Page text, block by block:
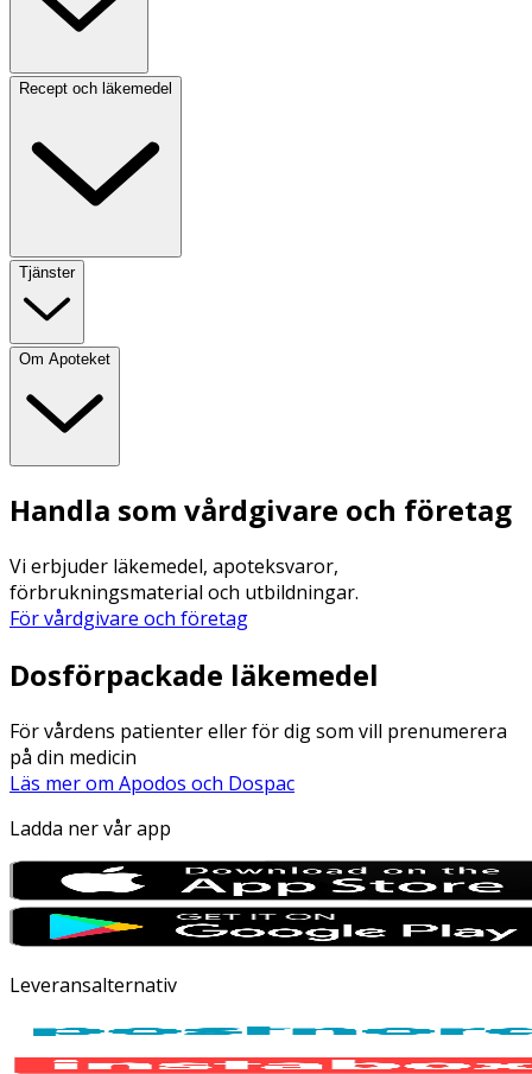
Recept och läkemedel
Tjänster
Om Apoteket
Handla som vårdgivare och företag
Vi erbjuder läkemedel, apoteksvaror,
förbrukningsmaterial och utbildningar.
För vårdgivare och företag
Dosförpackade läkemedel
För vårdens patienter eller för dig som vill prenumerera
på din medicin
Läs mer om Apodos och Dospac
Ladda ner vår app
Leveransalternativ